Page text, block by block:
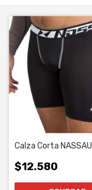
Calza Corta NASSAU
$12.580